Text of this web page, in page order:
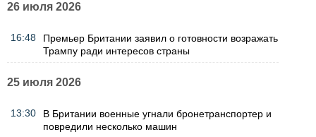
26 июля 2026
16:48
Премьер Британии заявил о готовности возражать
Трампу ради интересов страны
25 июля 2026
13:30
В Британии военные угнали бронетранспортер и
повредили несколько машин